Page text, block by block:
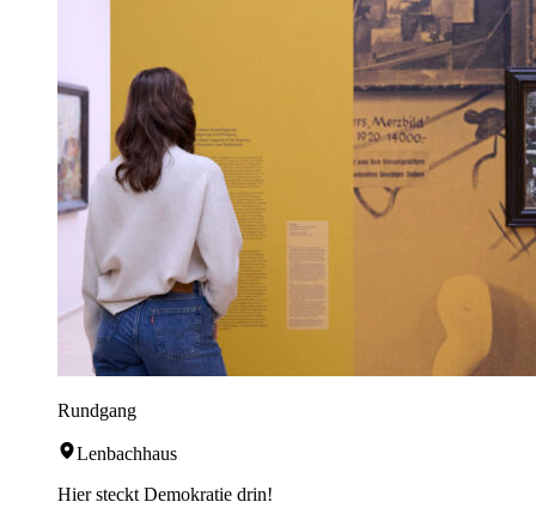
Rundgang
Lenbachhaus
Hier steckt Demokratie drin!